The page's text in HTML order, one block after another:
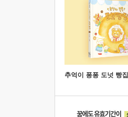
추억이 퐁퐁 도넛 빵집